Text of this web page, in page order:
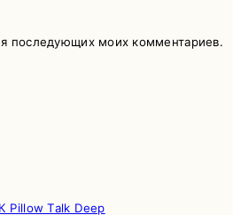
последующих моих комментариев.